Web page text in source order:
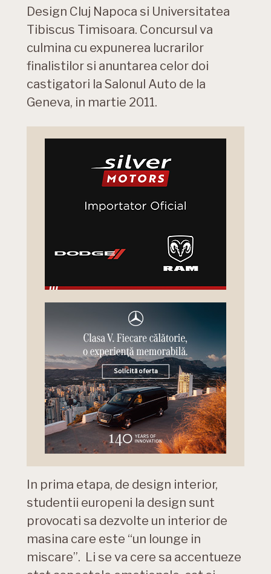
Design Cluj Napoca si Universitatea
Tibiscus Timisoara. Concursul va
culmina cu expunerea lucrarilor
finalistilor si anuntarea celor doi
castigatori la Salonul Auto de la
Geneva, in martie 2011.
In prima etapa, de design interior,
studentii europeni la design sunt
provocati sa dezvolte un interior de
masina care este “un lounge in
miscare”. Li se va cere sa accentueze